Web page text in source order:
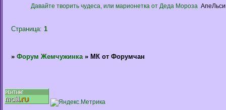
Давайте творить чудеса, или марионетка от Деда Мороза
Страница: 1
» Форум Жемчужинка » МК от Форумчан